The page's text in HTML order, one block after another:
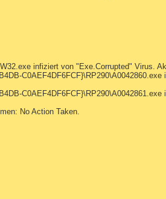
infiziert von "Exe.Corrupted" Virus.
No Action Taken.